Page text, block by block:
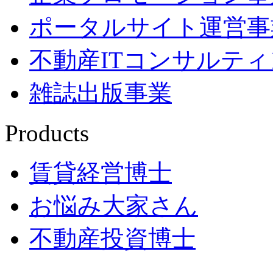
ポータルサイト運営
不動産ITコンサルテ
雑誌出版事業
Products
賃貸経営博士
お悩み大家さん
不動産投資博士